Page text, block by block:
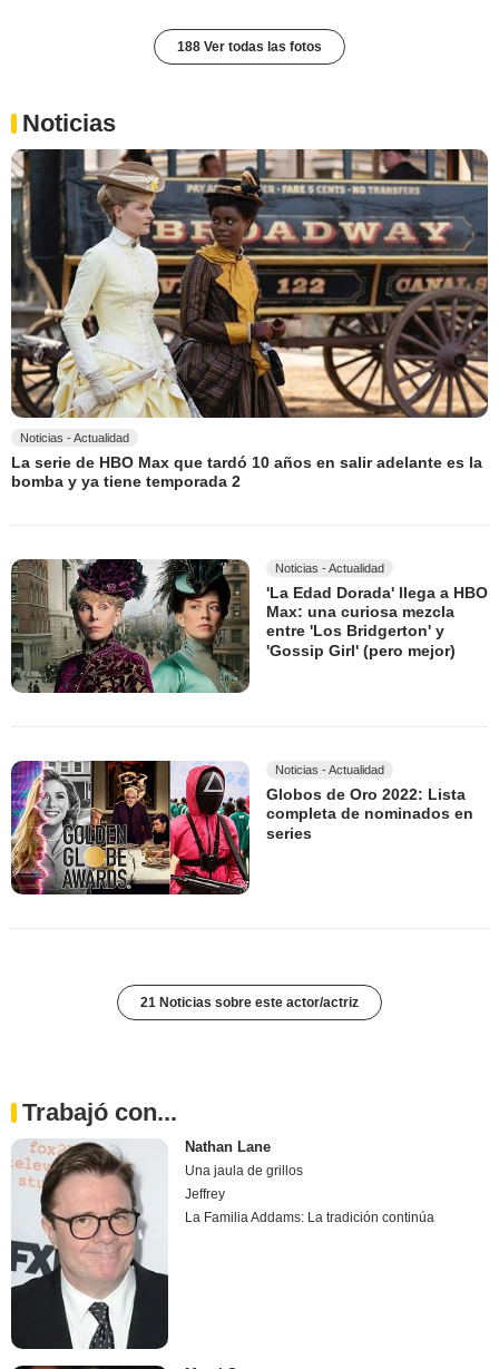
188 Ver todas las fotos
Noticias
Noticias - Actualidad
La serie de HBO Max que tardó 10 años en salir adelante es la
bomba y ya tiene temporada 2
Noticias - Actualidad
'La Edad Dorada' llega a HBO
Max: una curiosa mezcla
entre 'Los Bridgerton' y
'Gossip Girl' (pero mejor)
Noticias - Actualidad
Globos de Oro 2022: Lista
completa de nominados en
series
21 Noticias sobre este actor/actriz
Trabajó con...
Nathan Lane
Una jaula de grillos
Jeffrey
La Familia Addams: La tradición continúa